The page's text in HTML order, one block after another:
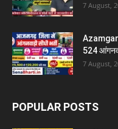
7 August,
524
7 August,
POPULAR POSTS